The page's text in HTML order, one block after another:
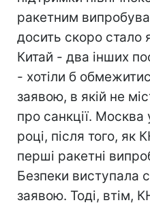
ракетним
досить скоро стало
Китай - два інших
- хотіли б
заявою, в якій не
про санкції.
році, після того, як
перші ракетні
Безпеки виступала
заявою. Тоді, втім,